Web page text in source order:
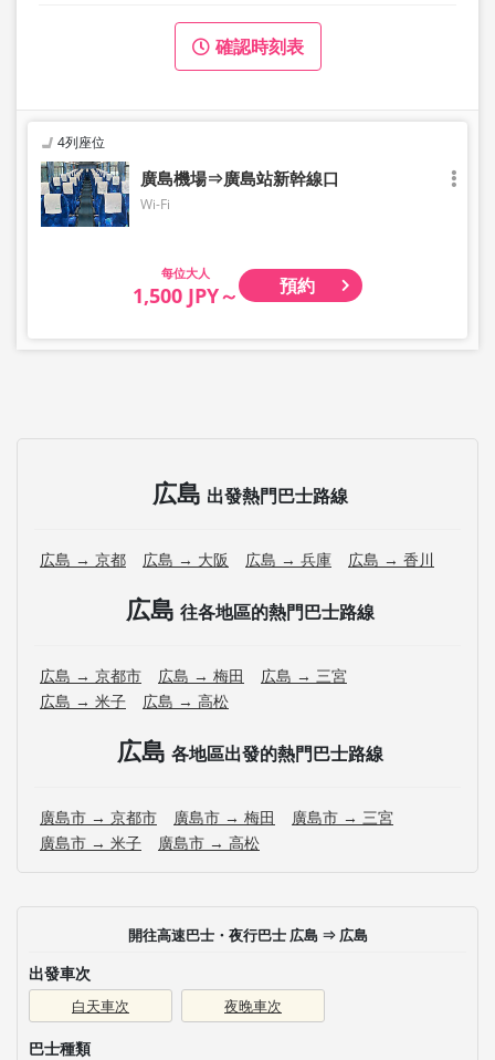
確認時刻表
4列座位
廣島機場⇒廣島站新幹線口
Wi-Fi
大人
1,500 JPY～ 預約
広島 出發熱門巴士路線
広島 → 京都 広島 → 大阪 広島 → 兵庫 広島 → 香川
広島 往各地區的熱門巴士路線
広島 → 京都市 広島 → 梅田
広島 → 三宮
広島 → 米子
広島 → 高松
広島 各地區出發的熱門巴士路線
廣島市 → 京都市 廣島市 → 梅田
廣島市 → 三宮
廣島市 → 米子
廣島市 → 高松
開往高速巴士・夜行巴士 広島 ⇒ 広島
出發車次
白天車次 夜晚車次
巴士種類